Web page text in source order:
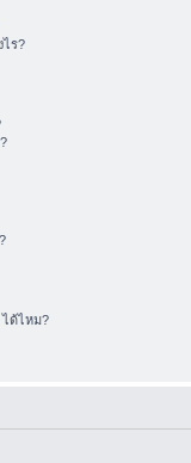
ร?
ได้ไหม?